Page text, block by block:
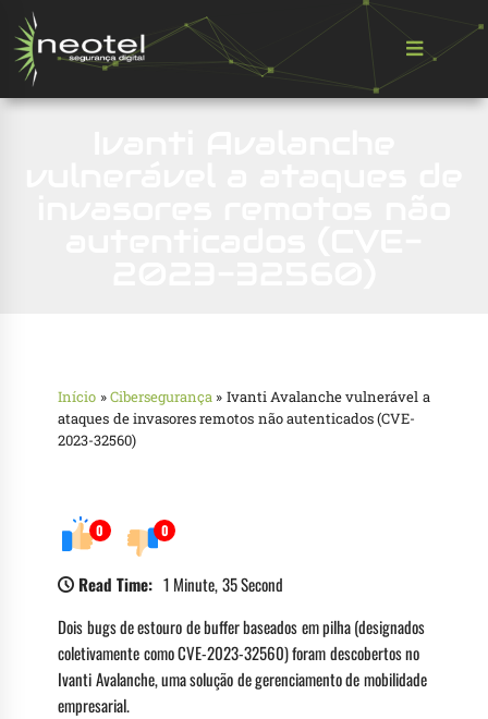
Início »Cibersegurança » Ivanti Avalanche vulnerável a
ataques de invasores remotos não autenticados (CVE-
2023-32560)
0 0
Read Time: 1 Minute, 35 Second
Dois bugs de estouro de buffer baseados em pilha (designados
coletivamente como CVE-2023-32560) foram descobertos no
Ivanti Avalanche, uma solução de gerenciamento de mobilidade
empresarial.